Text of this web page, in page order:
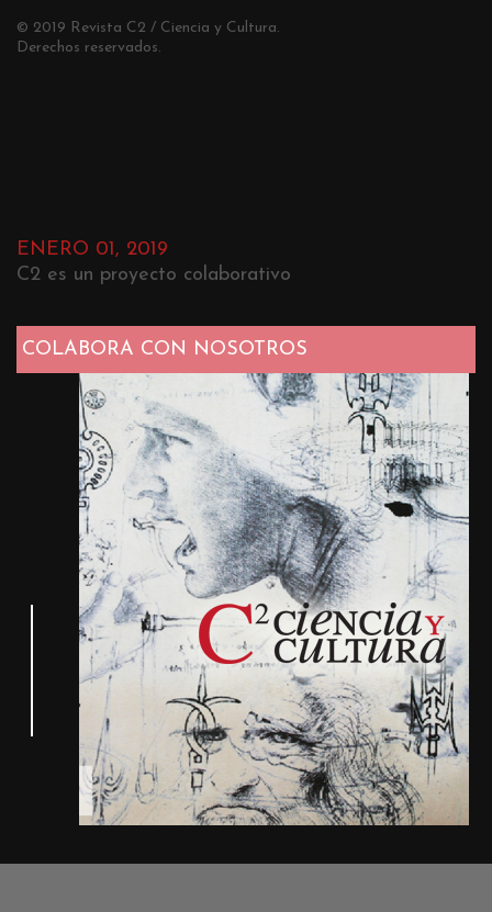
© 2019 Revista C2 / Ciencia y Cultura.
Derechos reservados.
ENERO 01, 2019
C2 es un proyecto colaborativo
COLABORA CON NOSOTROS